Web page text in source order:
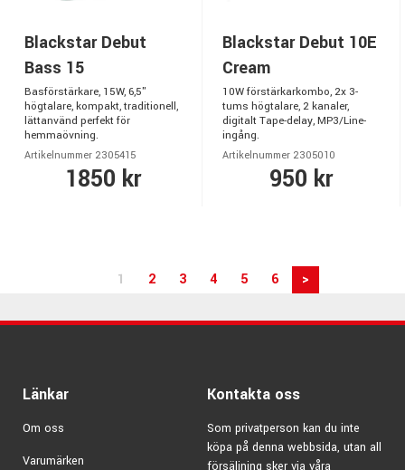
Blackstar Debut
Bass 15
Basförstärkare, 15W, 6,5"
högtalare, kompakt, traditionell,
lättanvänd perfekt för
hemmaövning.
Artikelnummer 2305415
1850 kr
Blackstar Debut 10E
Cream
10W förstärkarkombo, 2x 3-
tums högtalare, 2 kanaler,
digitalt Tape-delay, MP3/Line-
ingång.
Artikelnummer 2305010
950 kr
1 2 3 4 5 6 >
Länkar
Om oss
Varumärken
Kontakta oss
Som privatperson kan du inte
köpa på denna webbsida, utan all
försäljning sker via våra